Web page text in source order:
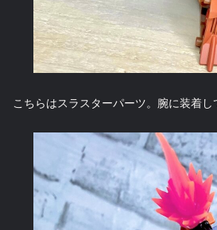
こちらはスラスターパーツ。腕に装着し